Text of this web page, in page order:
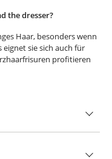
the dresser?
Haar, besonders wenn
eignet sie sich auch für
profitieren